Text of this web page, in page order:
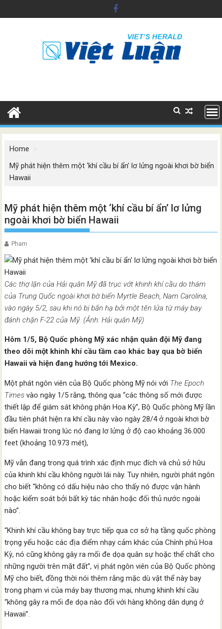
to
Home
Mỹ phát hiện thêm một ‘khí cầu bí ẩn’ lơ lửng ngoài khơi bờ biển
Hawaii
Mỹ phát hiện thêm một ‘khí cầu bí ẩn’ lơ lửng
ngoài khơi bờ biển Hawaii
Pham
Các thợ lặn của Hải quân Mỹ đã trục vớt khinh khí cầu do thám
của Trung Quốc ngoài khơi bờ biển Myrtle Beach, Nam Carolina,
vào ngày 5/2, sau khi nó bị bắn hạ bởi một tên lửa từ máy bay
đánh chặn F-22 của Mỹ. (Ảnh: Hải quân Mỹ)
Hôm 1/5, Bộ Quốc phòng Mỹ xác nhận quân đội Mỹ đang
theo dõi một khinh khí cầu tầm cao khác bay qua bờ biển
Hawaii và hiện đang hướng tới Mexico.
Một phát ngôn viên của Bộ Quốc phòng Mỹ nói với The Epoch
Timesvào ngày 1/5 rằng, thông qua “các thông số mới được
thiết lập để giám sát không phận Hoa Kỳ”, Bộ Quốc phòng Mỹ lần
đầu tiên phát hiện ra khí cầu này vào ngày 28/4 ở ngoài khơi bờ
biển Hawaii trong lúc nó đang lơ lửng ở độ cao khoảng 36.000
feet (khoảng 10.973 mét),
Mỹ vẫn đang trong quá trình xác định mục đích và chủ sở hữu
của khinh khí cầu không người lái này. Tuy nhiên, người phát ngôn
cho biết “không có dấu hiệu nào cho thấy nó được vận hành
hoặc kiểm soát bởi bất kỳ tác nhân hoặc đối thủ nước ngoài
nào”.
“Khinh khí cầu không bay trực tiếp qua cơ sở hạ tầng quốc phòng
trọng yếu hoặc các địa điểm nhạy cảm khác của Chính phủ Hoa
Kỳ, nó cũng không gây ra mối đe dọa quân sự hoặc thể chất cho
những người trên mặt đất”, vị phát ngôn viên của Bộ Quốc phòng
Mỹ cho biết, đồng thời nói thêm rằng mặc dù vật thể này bay
trong phạm vi của máy bay thương mại, nhưng khinh khí cầu
“không gây ra mối đe dọa nào đối với hàng không dân dụng ở
Hawaii”.